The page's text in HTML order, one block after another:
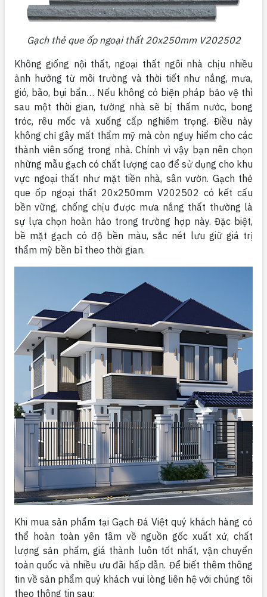
Gạch thẻ que ốp ngoại thất 20x250mm V202502
Không giống nội thất, ngoại thất ngôi nhà chịu nhiều
ảnh hưởng từ môi trường và thời tiết như nắng, mưa,
gió, bão, bụi bẩn… Nếu không có biện pháp bảo vệ thì
sau một thời gian, tường nhà sẽ bị thấm nước, bong
tróc, rêu mốc và xuống cấp nghiêm trọng. Điều này
không chỉ gây mất thẩm mỹ mà còn nguy hiểm cho các
thành viên sống trong nhà. Chính vì vậy bạn nên chọn
những mẫu gạch có chất lượng cao để sử dụng cho khu
vực ngoại thất như mặt tiền nhà, sân vườn. Gạch thẻ
que ốp ngoại thất 20x250mm V202502 có kết cấu
bền vững, chống chịu được mưa nắng thất thường là
sự lựa chọn hoàn hảo trong trường hợp này. Đặc biệt,
bề mặt gạch có độ bền màu, sắc nét lưu giữ giá trị
thẩm mỹ bền bỉ theo thời gian.
Khi mua sản phẩm tại Gạch Đá Việt quý khách hàng có
thể hoàn toàn yên tâm về nguồn gốc xuất xứ, chất
lượng sản phẩm, giá thành luôn tốt nhất, vận chuyển
toàn quốc và nhiều ưu đãi hấp dẫn. Để biết thêm thông
tin về sản phẩm quý khách vui lòng liên hệ với chúng tôi
theo thông tin sau: